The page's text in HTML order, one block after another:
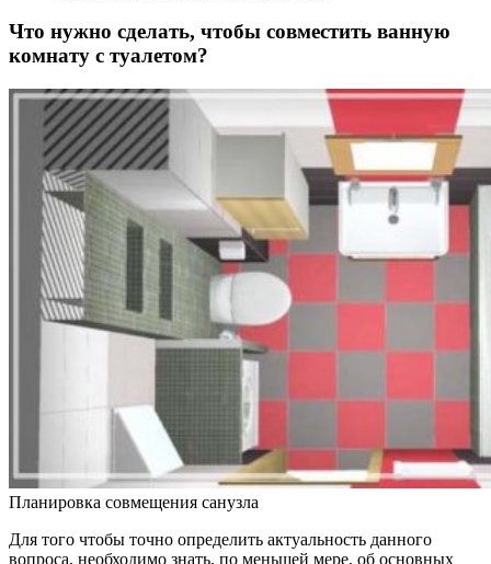
Что нужно сделать, чтобы совместить ванную
комнату с туалетом?
Планировка совмещения санузла
Для того чтобы точно определить актуальность данного
вопроса, необходимо знать, по меньшей мере, об основных